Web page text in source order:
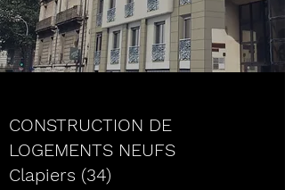
CONSTRUCTION DE
LOGEMENTS NEUFS
Clapiers (34)